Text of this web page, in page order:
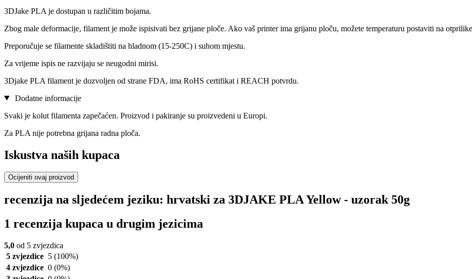
3DJake PLA je dostupan u različitim bojama.
Zbog male deformacije, filament je može ispisivati bez grijane ploče. Ako vaš printer ima grijanu ploču, možete temperaturu postaviti na
Preporučuje se filamente skladištiti na hladnom (15-250C) i suhom mjestu.
Za vrijeme ispis ne razvijaju se neugodni mirisi.
3Djake PLA filament je dozvoljen od strane FDA, ima RoHS certifikat i REACH potvrdu.
Dodatne informacije
Svaki je kolut filamenta zapečaćen. Proizvod i pakiranje su proizvedeni u Europi.
Za PLA nije potrebna grijana radna ploča.
Iskustva naših kupaca
Ocijeniti ovaj proizvod
recenzija na sljedećem jeziku: hrvatski za 3DJAKE PLA Yellow - uzorak 50g
1 recenzija kupaca u drugim jezicima
5,0 od 5 zvjezdica
5 zvjezdice 5 (100%)
4 zvjezdice 0 (0%)